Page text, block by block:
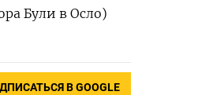
Були в Осло)
В GOOGLE